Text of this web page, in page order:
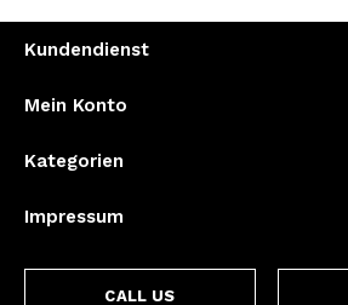
Kundendienst
Mein Konto
Kategorien
Impressum
CALL US